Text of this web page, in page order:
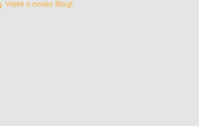
Visite o nosso Blog!